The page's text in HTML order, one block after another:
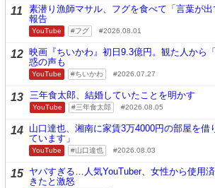
11
素潜り漁師マサル、フグを食べて「言葉が
報告
YouTube フグ 2026.08.01
12 映画『ちいかわ』初日9.3億円。観た人から
惑の声も
YouTube ちいかわ 2026.07.27
13 三年食太郎、結婚していたことを明かす
YouTube 三年食太郎 2026.08.05
14 山口達也、湘南に家賃3万4000円の部屋を借
ています」
YouTube 山口達也 2026.08.03
15 ヤバすぎる…人気YouTuber、女性から使用
きたと激怒